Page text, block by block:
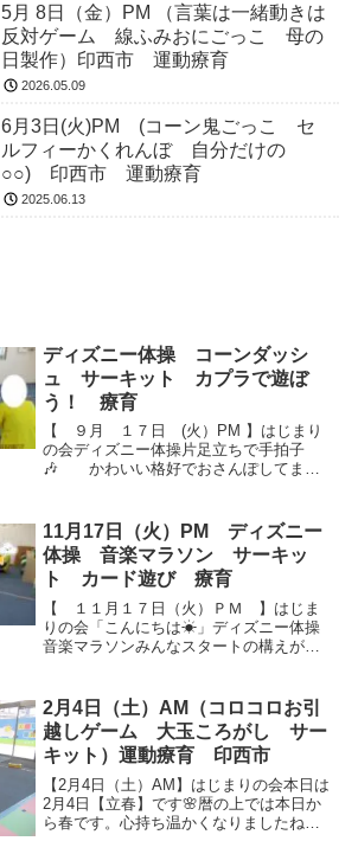
5月 8日（金）PM （言葉は一緒動きは
反対ゲーム 線ふみおにごっこ 母の
日製作）印西市 運動療育
2026.05.09
6月3日(火)PM (コーン鬼ごっこ セ
ルフィーかくれんぼ 自分だけの
○○) 印西市 運動療育
2025.06.13
ディズニー体操 コーンダッシ
ュ サーキット カプラで遊ぼ
う！ 療育
【 ９月 １７日 (火）PM 】はじまり
の会ディズニー体操片足立ちで手拍子
🎶 かわいい格好でおさんぽしてます
でダッシュ！！コーンの色と同じ色のカ
ラーリング...
11月17日（火）PM ディズニー
体操 音楽マラソン サーキッ
ト カード遊び 療育
【 １１月１７日（火）ＰＭ 】はじま
りの会「こんにちは☀」ディズニー体操
音楽マラソンみんなスタートの構えが揃
にも間違えずに入ることができました♫
サーキッ...
2月4日（土）AM（コロコロお引
越しゲーム 大玉ころがし サー
キット）運動療育 印西市
【2月4日（土）AM】はじまりの会本日は
2月4日【立春】です🌸暦の上では本日か
ら春です。心持ち温かくなりましたね。